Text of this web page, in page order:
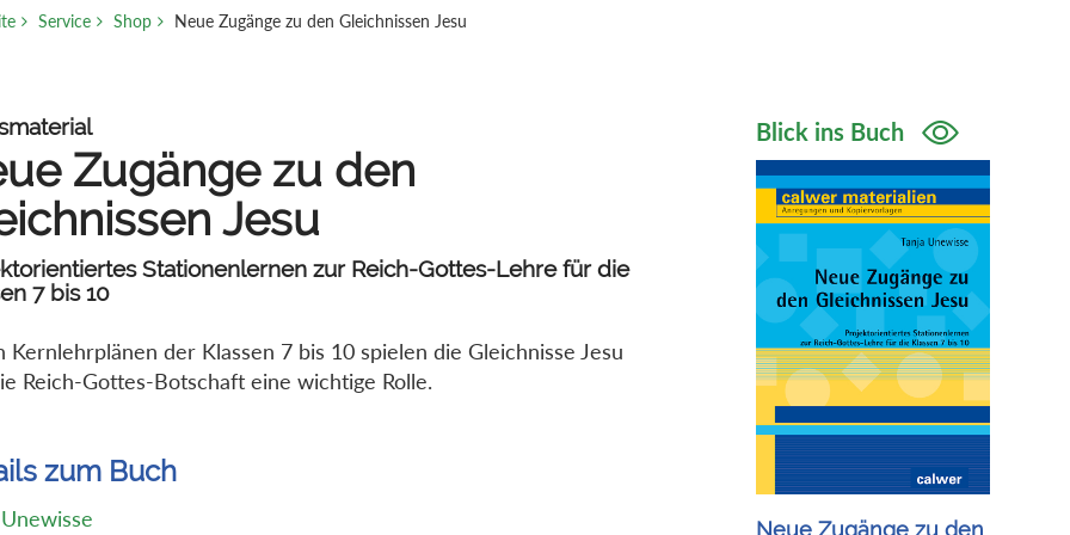
Service Shop Neue Zugänge zu den Gleichnissen Jesu
Zugänge zu den
Jesu
Stationenlernen zur Reich-Gottes-Lehre für die
7 bis 10
Kernlehrplänen der Klassen 7 bis 10 spielen die Gleichnisse Jesu
Reich-Gottes-Botschaft eine wichtige Rolle.
zum Buch
Blick ins Buch
Neue Zugänge zu den